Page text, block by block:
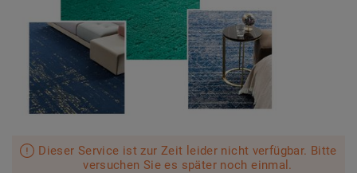
Dieser Service ist zur Zeit leider nicht verfügbar. Bitte
versuchen Sie es später noch einmal.